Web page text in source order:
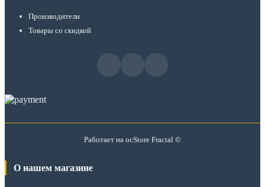
Производители
Товары со скидкой
Работает на ocStore Fractal ©
О нашем магазине